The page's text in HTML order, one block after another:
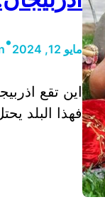
مايو 12, 2024 •
اين تقع
فهذا البلد